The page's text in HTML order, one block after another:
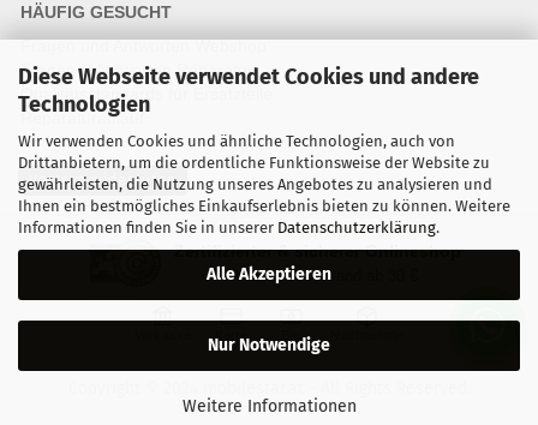
Diese Webseite verwendet Cookies und andere
Technologien
Wir verwenden Cookies und ähnliche Technologien, auch von
Drittanbietern, um die ordentliche Funktionsweise der Website zu
gewährleisten, die Nutzung unseres Angebotes zu analysieren und
Ihnen ein bestmögliches Einkaufserlebnis bieten zu können. Weitere
Informationen finden Sie in unserer Datenschutzerklärung.
Alle Akzeptieren
Nur Notwendige
Weitere Informationen
HÄUFIG GESUCHT
Fragen und Antworten Webshop
Fragen & Antworten Reparatur
Qualitätsstandards für Ersatzteile
Reparaturablauf
Vertrag widerrufen
Zertifizierter & sicherer Onlineshop
Kostenloser Versand ab 30 €